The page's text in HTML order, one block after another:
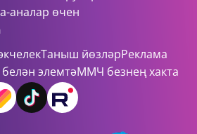
аналар өчен
Таныш йөзләрРеклама
элемтәММЧ безнең хакта